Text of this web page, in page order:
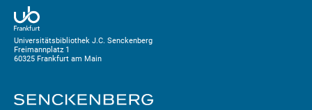
Universitätsbibliothek J.C. Senckenberg
Freimannplatz 1
60325 Frankfurt am Main